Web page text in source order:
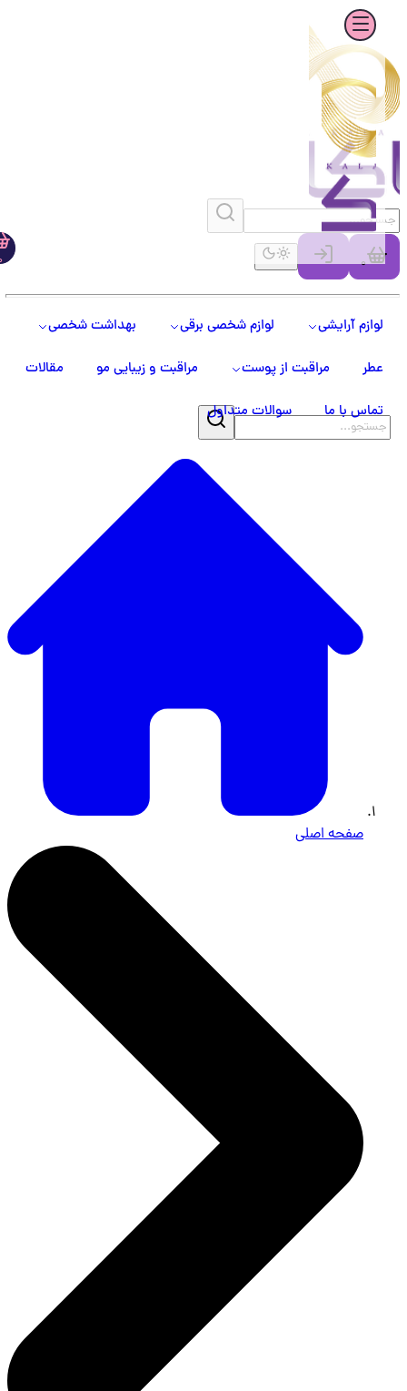
0
لوازم آرایشی لوازم شخصی برقی بهداشت شخصی
مراقبت از پوست مراقبت و زیبایی مو مقالات
تماس با ما سوالات متداول
صفحه اصلی